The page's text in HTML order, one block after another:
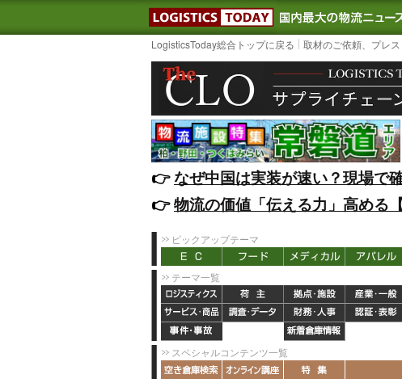
LOGISTICS TODAY
LogisticsToday総合トップに戻る 取材のご依頼、プレ
👉️なぜ中国は実装が速い？現場で
👉️物流の価値「伝える力」高める
ピックアップテーマ
テーマ一覧
スペシャルコンテンツ一覧